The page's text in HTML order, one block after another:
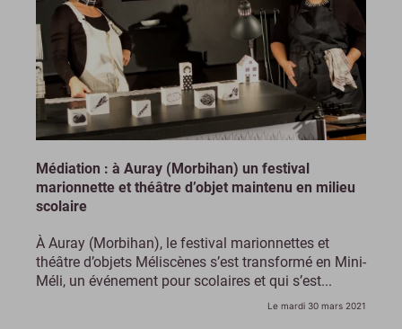
Médiation : à Auray (Morbihan) un festival
marionnette et théâtre d’objet maintenu en milieu
scolaire
À Auray (Morbihan), le festival marionnettes et
théâtre d’objets Méliscènes s’est transformé en Mini-
Méli, un événement pour scolaires et qui s’est...
Le mardi 30 mars 2021